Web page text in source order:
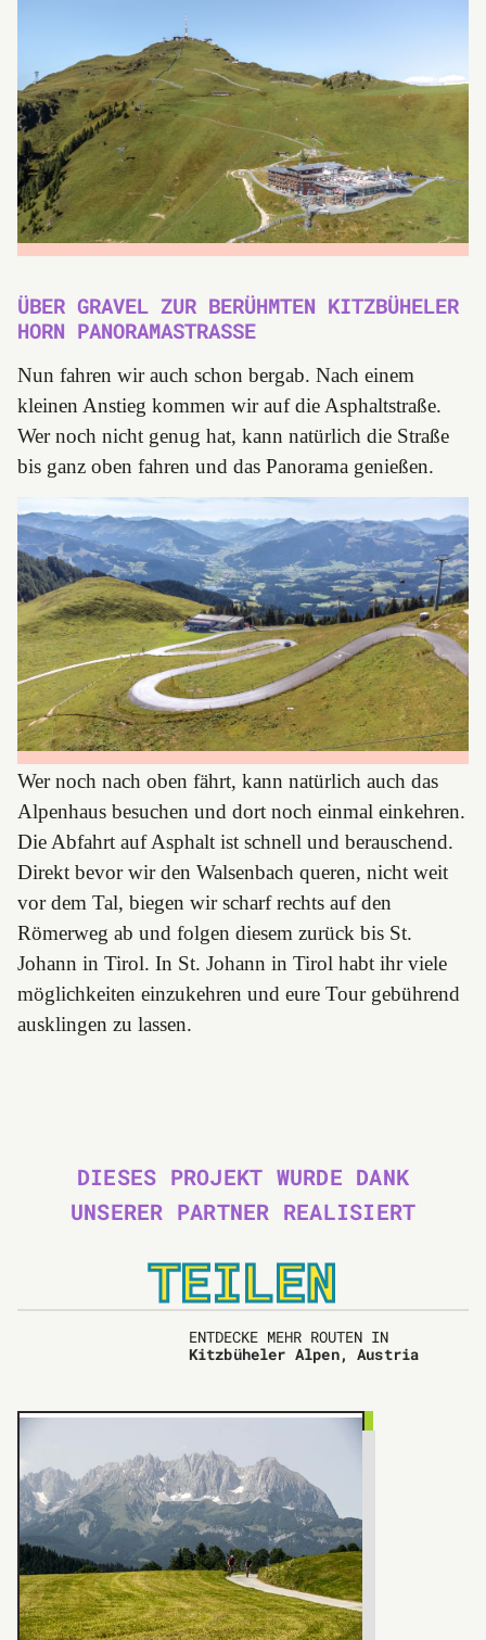
ÜBER GRAVEL ZUR BERÜHMTEN KITZBÜHELER
HORN PANORAMASTRASSE
Nun fahren wir auch schon bergab. Nach einem
kleinen Anstieg kommen wir auf die Asphaltstraße.
Wer noch nicht genug hat, kann natürlich die Straße
bis ganz oben fahren und das Panorama genießen.
Wer noch nach oben fährt, kann natürlich auch das
Alpenhaus besuchen und dort noch einmal einkehren.
Die Abfahrt auf Asphalt ist schnell und berauschend.
Direkt bevor wir den Walsenbach queren, nicht weit
vor dem Tal, biegen wir scharf rechts auf den
Römerweg ab und folgen diesem zurück bis St.
Johann in Tirol. In St. Johann in Tirol habt ihr viele
möglichkeiten einzukehren und eure Tour gebührend
ausklingen zu lassen.
DIESES PROJEKT WURDE DANK
UNSERER PARTNER REALISIERT
TEILEN
ENTDECKE MEHR ROUTEN IN
Kitzbüheler Alpen, Austria